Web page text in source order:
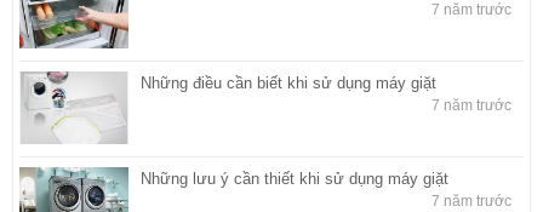
7 năm trước
Những điều cần biết khi sử dụng máy giặt
7 năm trước
Những lưu ý cần thiết khi sử dụng máy giặt
7 năm trước